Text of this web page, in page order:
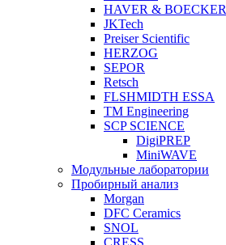
HAVER & BOECKER
JKTech
Preiser Scientific
HERZOG
SEPOR
Retsch
FLSHMIDTH ESSA
TM Engineering
SCP SCIENCE
DigiPREP
MiniWAVE
Модульные лаборатории
Пробирный анализ
Morgan
DFC Ceramics
SNOL
CRESS